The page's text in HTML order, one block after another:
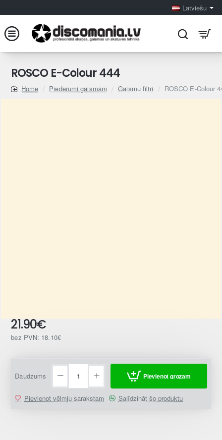
Latviešu
ROSCO E-Colour 444
home
Piederumi gaismām Gaismu filtri ROSCO E-Colour
21.90€
bez PVN: 18.10€
Daudzums Pievienot grozam
Pievienot vēlmju sarakstam Salīdzināt šo produktu